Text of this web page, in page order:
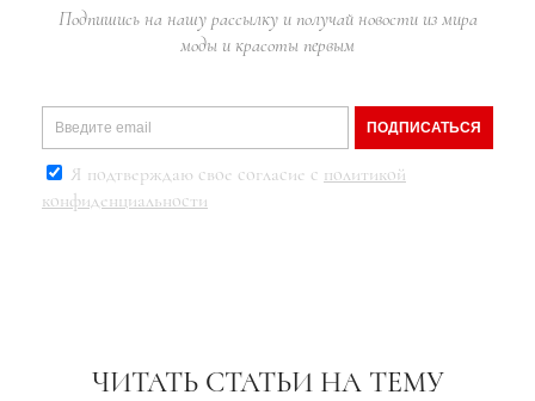
Подпишись на нашу рассылку и получай новости из мира
моды и красоты первым
ПОДПИСАТЬСЯ
Я подтверждаю свое согласие с политикой
конфиденциальности
ЧИТАТЬ СТАТЬИ НА ТЕМУ